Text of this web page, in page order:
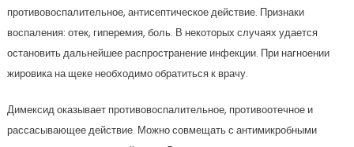
противовоспалительное, антисептическое действие. Признаки
воспаления: отек, гиперемия, боль. В некоторых случаях удается
остановить дальнейшее распространение инфекции. При нагноении
жировика на щеке необходимо обратиться к врачу.
Димексид оказывает противовоспалительное, противоотечное и
рассасывающее действие. Можно совмещать с антимикробными